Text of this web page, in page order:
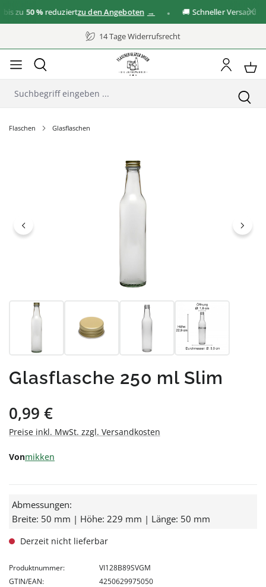
zu 50 %reduziertzu den Angeboten 🚚 Schneller Versand
14 Tage Widerrufsrecht
Flaschen Glasflaschen
Glasflasche 250 ml Slim
Regulärer Preis:
0,99 €
Preise inkl. MwSt. zzgl. Versandkosten
Vonmikken
Abmessungen:
Breite: 50 mm | Höhe: 229 mm | Länge: 50 mm
Derzeit nicht lieferbar
Produktnummer:
VI128B89SVGM
GTIN/EAN:
4250629975050